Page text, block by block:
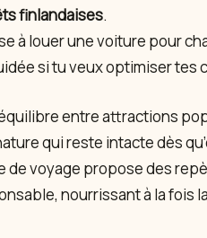
finlandaises.
à louer une voiture pour
si tu veux optimiser tes
entre attractions
qui reste intacte dès
de voyage propose des
nourrissant à la fois